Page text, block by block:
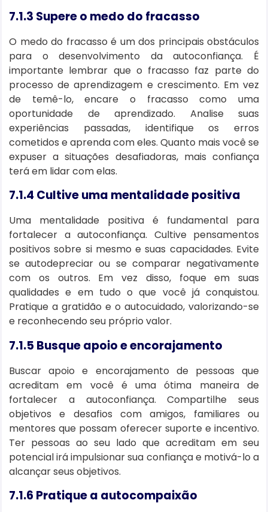
7.1.3 Supere o medo do fracasso
O medo do fracasso é um dos principais obstáculos
para o desenvolvimento da autoconfiança. É
importante lembrar que o fracasso faz parte do
processo de aprendizagem e crescimento. Em vez
de temê-lo, encare o fracasso como uma
oportunidade de aprendizado. Analise suas
experiências passadas, identifique os erros
cometidos e aprenda com eles. Quanto mais você se
expuser a situações desafiadoras, mais confiança
terá em lidar com elas.
7.1.4 Cultive uma mentalidade positiva
Uma mentalidade positiva é fundamental para
fortalecer a autoconfiança. Cultive pensamentos
positivos sobre si mesmo e suas capacidades. Evite
se autodepreciar ou se comparar negativamente
com os outros. Em vez disso, foque em suas
qualidades e em tudo o que você já conquistou.
Pratique a gratidão e o autocuidado, valorizando-se
e reconhecendo seu próprio valor.
7.1.5 Busque apoio e encorajamento
Buscar apoio e encorajamento de pessoas que
acreditam em você é uma ótima maneira de
fortalecer a autoconfiança. Compartilhe seus
objetivos e desafios com amigos, familiares ou
mentores que possam oferecer suporte e incentivo.
Ter pessoas ao seu lado que acreditam em seu
potencial irá impulsionar sua confiança e motivá-lo a
alcançar seus objetivos.
7.1.6 Pratique a autocompaixão